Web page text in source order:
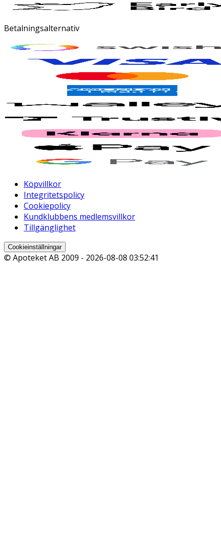
Betalningsalternativ
Köpvillkor
Integritetspolicy
Cookiepolicy
Kundklubbens medlemsvillkor
Tillgänglighet
Cookieinställningar
© Apoteket AB 2009 - 2026-08-08 03:52:41